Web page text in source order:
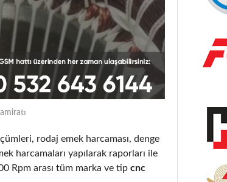
rodaj emek harcaması, denge
harcamaları yapılarak raporları ile
Rpm arası tüm marka ve tip cnc